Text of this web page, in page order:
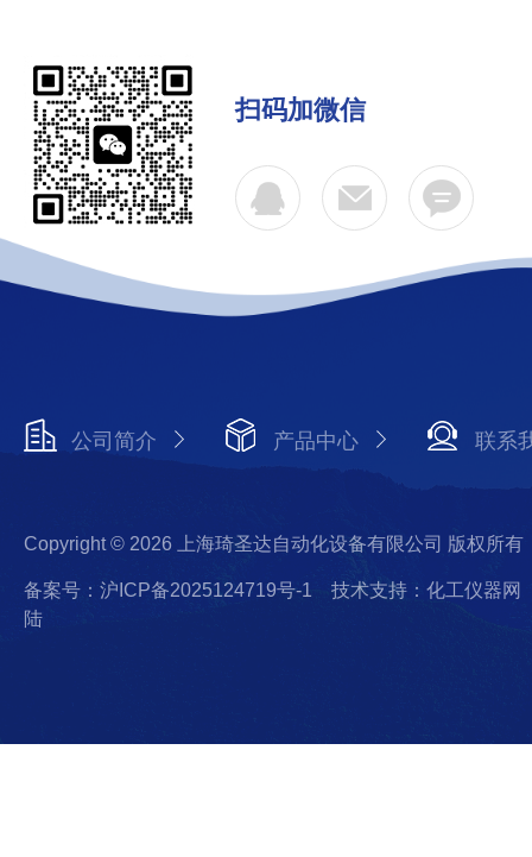
扫码加微信
公司简介 产品中心 联系
Copyright © 2026 上海琦圣达自动化设备有限公司 版权所有
备案号：沪ICP备2025124719号-1
技术支持：化工仪器网
陆